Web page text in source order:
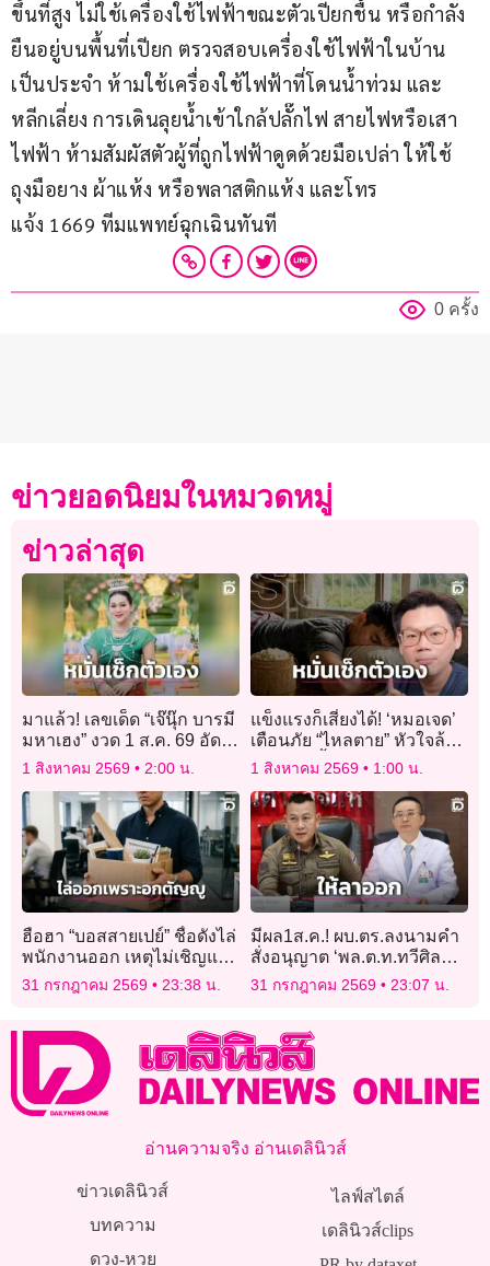
ขึ้นที่สูง ไม่ใช้เครื่องใช้ไฟฟ้าขณะตัวเปียกชื้น หรือกำลัง
ยืนอยู่บนพื้นที่เปียก ตรวจสอบเครื่องใช้ไฟฟ้าในบ้าน
เป็นประจำ ห้ามใช้เครื่องใช้ไฟฟ้าที่โดนน้ำท่วม และ
หลีกเลี่ยง การเดินลุยน้ำเข้าใกล้ปลั๊กไฟ สายไฟหรือเสา
ไฟฟ้า ห้ามสัมผัสตัวผู้ที่ถูกไฟฟ้าดูดด้วยมือเปล่า ให้ใช้
ถุงมือยาง ผ้าแห้ง หรือพลาสติกแห้ง และโทร
แจ้ง 1669 ทีมแพทย์ฉุกเฉินทันที​
0 ครั้ง
ข่าวยอดนิยมในหมวดหมู่
ข่าวล่าสุด
มาแล้ว! เลขเด็ด “เจ๊นุ๊ก บารมี
มหาเฮง” งวด 1 ส.ค. 69 อัด
เน้นๆ 2 ตัว-3 ตัว คอหวย
1 สิงหาคม 2569 2:00 น.
แข็งแรงก็เสี่ยงได้! ‘หมอเจด’
เตือนภัย “ไหลตาย” หัวใจล้ม
เหลวดึก มื้อใหญ่-แอลกอฮอล์
1 สิงหาคม 2569 1:00 น.
ฮือฮา “บอสสายเปย์” ชื่อดังไล่
พนักงานออก เหตุไม่เชิญแม่
มางานแต่งเพราะอายหน้าตา
31 กรกฎาคม 2569 23:38 น.
มีผล1ส.ค.! ผบ.ตร.ลงนามคำ
สั่งอนุญาต ‘พล.ต.ท.ทวีศิลป์’
ลาออกจากราชการ
31 กรกฎาคม 2569 23:07 น.
อ่านความจริง อ่านเดลินิวส์
ข่าวเดลินิวส์
บทความ
ดวง-หวย
ไลฟ์สไตล์
เดลินิวส์clips